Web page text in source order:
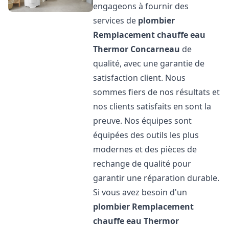
engageons à fournir des
services de plombier
Remplacement chauffe eau
Thermor Concarneau de
qualité, avec une garantie de
satisfaction client. Nous
sommes fiers de nos résultats et
nos clients satisfaits en sont la
preuve. Nos équipes sont
équipées des outils les plus
modernes et des pièces de
rechange de qualité pour
garantir une réparation durable.
Si vous avez besoin d'un
plombier Remplacement
chauffe eau Thermor